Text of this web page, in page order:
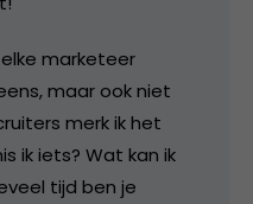
marketeer
maar ook niet
merk ik het
ik iets? Wat kan ik
tijd ben je